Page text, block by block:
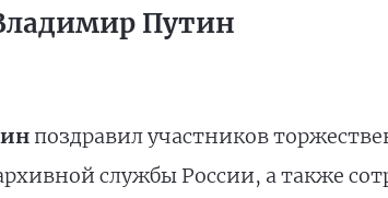
Путин
поздравил участников
службы России, а также